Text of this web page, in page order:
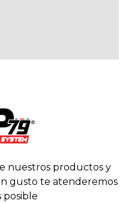
nuestros productos y
gusto te atenderemos
posible